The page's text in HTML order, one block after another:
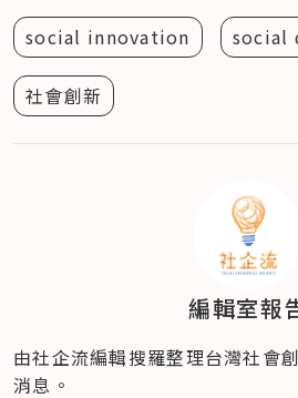
social innovation social
社會創新
編輯室報
由社企流編輯搜羅整理台灣社會
消息。